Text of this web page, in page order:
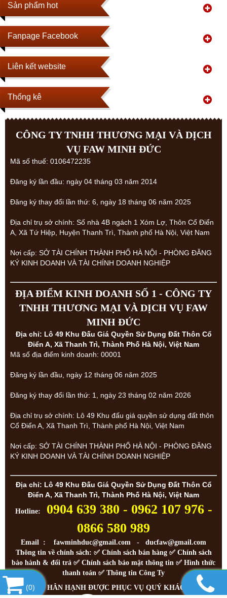
Sản phẩm hot
Fanpage Facebook
Liên kết website
Thống kê
CÔNG TY TNHH THƯƠNG MẠI VÀ DỊCH
VỤ FAW MINH ĐỨC
Mã số thuế: 0106472235
Đăng ký lần đầu: ngày 04 tháng 03 năm 2014
Đăng ký thay đổi lần thứ: 6, ngày 18 tháng 06 năm 2025
Địa chỉ trụ sở chính: Số nhà 4B ngách 1 Xóm Lợ, Thôn Cổ Điển
A, Xã Tứ Hiệp, Huyện Thanh Trì, Thành phố Hà Nội, Việt Nam
Nơi cấp: SỞ TÀI CHÍNH THÀNH PHỐ HÀ NỘI - PHÒNG ĐĂNG
KÝ KINH DOANH VÀ TÀI CHÍNH DOANH NGHIỆP
ĐỊA ĐIỂM KINH DOANH SỐ 1 - CÔNG TY
TNHH THƯƠNG MẠI VÀ DỊCH VỤ FAW
MINH ĐỨC
Địa chỉ: Lô 49 Khu Đấu Giá Quyền Sử Dụng Đất Thôn Cổ
Điển A, Xã Thanh Trì, Thành Phố Hà Nội, Việt Nam
Mã số địa điểm kinh doanh: 00001
Đăng ký lần đầu, ngày 12 tháng 06 năm 2025
Đăng ký thay đổi lần thứ: 1, ngày 23 tháng 02 năm 2026
Địa chỉ trụ sở chính: Lô 49 Khu đấu giá quyền sử dụng đất thôn
Cổ Điển A, Xã Thanh Trì, Thành phố Hà Nội, Việt Nam
Nơi cấp: SỞ TÀI CHÍNH THÀNH PHỐ HÀ NỘI - PHÒNG ĐĂNG
KÝ KINH DOANH VÀ TÀI CHÍNH DOANH NGHIỆP
Địa chỉ: Lô 49 Khu Đấu Giá Quyền Sử Dụng Đất Thôn Cổ
Điển A, Xã Thanh Trì, Thành Phố Hà Nội, Việt Nam
Hotline: 0904 639 380 - 0962 107 976 -
0866 580 989
Email : fawminhduc@gmail.com - ducfaw@gmail.com
Thông tin về chính sách: ✅ Chính sách bán hàng✅ Chính sách
bảo hành & đổi trả ✅ Chính sách bảo mật thông tin ✅ Hình thức
thanh toán ✅ Thông tin Công Ty
RẤT HÂN HẠNH ĐƯỢC PHỤC VỤ QUÝ KHÁCH
(0)